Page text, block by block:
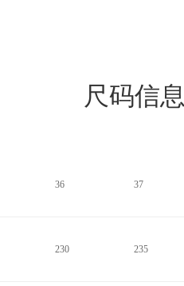
尺码信息
36 37
230 235